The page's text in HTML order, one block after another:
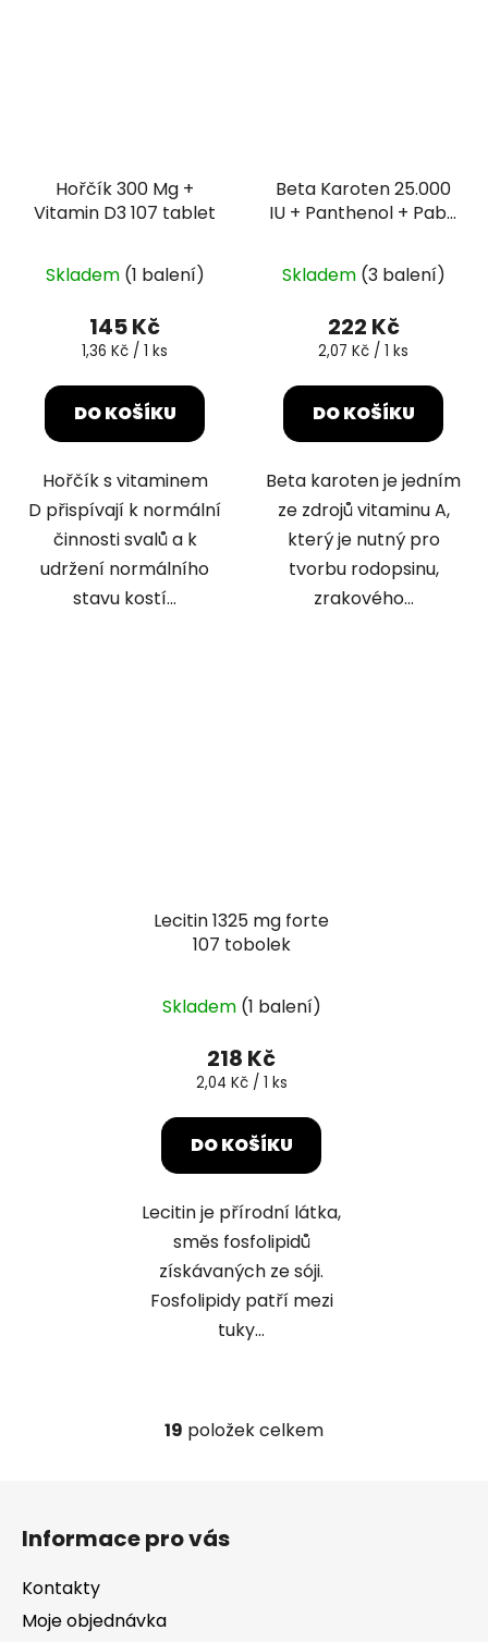
Hořčík 300 Mg +
Vitamin D3 107 tablet
Skladem (1 balení)
145 Kč
Měrná
1,36 Kč / 1 ks
DO KOŠÍKU
Hořčík s vitaminem
D přispívají k normální
činnosti svalů a k
udržení normálního
stavu kostí...
Beta Karoten 25.000
IU + Panthenol + Paba
Skladem (3 balení)
222 Kč
Měrná
2,07 Kč / 1 ks
DO KOŠÍKU
Beta karoten je jedním
ze zdrojů vitaminu A,
který je nutný pro
tvorbu rodopsinu,
zrakového...
Lecitin 1325 mg forte
107 tobolek
Skladem (1 balení)
218 Kč
Měrná
2,04 Kč / 1 ks
DO KOŠÍKU
Lecitin je přírodní látka,
směs fosfolipidů
získávaných ze sóji.
Fosfolipidy patří mezi
tuky...
O
19 položek celkem
Informace pro vás
Kontakty
Moje objednávka